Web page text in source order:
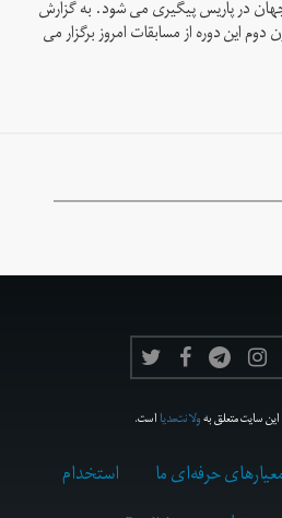
در پاریس پیگیری می شود. به گزارش
این دوره از مسابقات امروز برگزار می
سایت متعلق بهولانت‌مدیااست.
حرفه‌ای ما
استخدام